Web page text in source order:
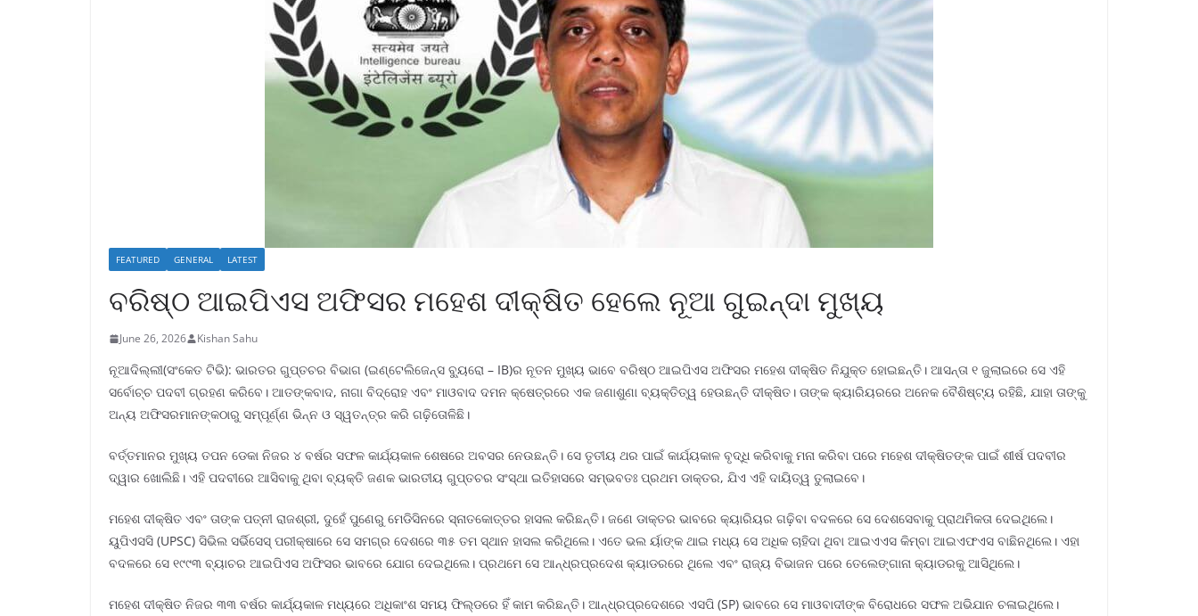
FEATURED GENERAL LATEST
ବରିଷ୍ଠ ଆଇପିଏସ ଅଫିସର ମହେଶ ଦୀକ୍ଷିତ ହେଲେ ନୂଆ ଗୁଇନ୍ଦା ମୁଖ୍ୟ
June 26, 2026 Kishan Sahu
ନୂଆଦିଲ୍ଲୀ(ସଂକେତ ଟିଭି): ଭାରତର ଗୁପ୍ତଚର ବିଭାଗ (ଇଣ୍ଟେଲିଜେନ୍ସ ବ୍ୟୁରୋ – IB)ର ନୂତନ ମୁଖ୍ୟ ଭାବେ ବରିଷ୍ଠ ଆଇପିଏସ ଅଫିସର ମହେଶ ଦୀକ୍ଷିତ ନିଯୁକ୍ତ ହୋଇଛନ୍ତି। ଆସନ୍ତା ୧ ଜୁଲାଇରେ ସେ ଏହି
ସର୍ବୋଚ୍ଚ ପଦବୀ ଗ୍ରହଣ କରିବେ। ଆତଙ୍କବାଦ, ନାଗା ବିଦ୍ରୋହ ଏବଂ ମାଓବାଦ ଦମନ କ୍ଷେତ୍ରରେ ଏକ ଜଣାଶୁଣା ବ୍ୟକ୍ତିତ୍ୱ ହେଉଛନ୍ତି ଦୀକ୍ଷିତ। ତାଙ୍କ କ୍ୟାରିୟରରେ ଅନେକ ବୈଶିଷ୍ଟ୍ୟ ରହିଛି, ଯାହା ତାଙ୍କୁ
ଅନ୍ୟ ଅଫିସରମାନଙ୍କଠାରୁ ସମ୍ପୂର୍ଣ୍ଣ ଭିନ୍ନ ଓ ସ୍ୱତନ୍ତ୍ର କରି ଗଢ଼ିତୋଳିଛି।
ବର୍ତ୍ତମାନର ମୁଖ୍ୟ ତପନ ଡେକା ନିଜର ୪ ବର୍ଷର ସଫଳ କାର୍ଯ୍ୟକାଳ ଶେଷରେ ଅବସର ନେଉଛନ୍ତି। ସେ ତୃତୀୟ ଥର ପାଇଁ କାର୍ଯ୍ୟକାଳ ବୃଦ୍ଧି କରିବାକୁ ମନା କରିବା ପରେ ମହେଶ ଦୀକ୍ଷିତଙ୍କ ପାଇଁ ଶୀର୍ଷ ପଦବୀର
ଦ୍ୱାର ଖୋଲିଛି। ଏହି ପଦବୀରେ ଆସିବାକୁ ଥିବା ବ୍ୟକ୍ତି ଜଣକ ଭାରତୀୟ ଗୁପ୍ତଚର ସଂସ୍ଥା ଇତିହାସରେ ସମ୍ଭବତଃ ପ୍ରଥମ ଡାକ୍ତର, ଯିଏ ଏହି ଦାୟିତ୍ୱ ତୁଲାଇବେ।
ମହେଶ ଦୀକ୍ଷିତ ଏବଂ ତାଙ୍କ ପତ୍ନୀ ରାଜଶ୍ରୀ, ଦୁହେଁ ପୁଣେରୁ ମେଡିସିନରେ ସ୍ନାତକୋତ୍ତର ହାସଲ କରିଛନ୍ତି। ଜଣେ ଡାକ୍ତର ଭାବରେ କ୍ୟାରିୟର ଗଢ଼ିବା ବଦଳରେ ସେ ଦେଶସେବାକୁ ପ୍ରାଥମିକତା ଦେଇଥିଲେ।
ୟୁପିଏସସି (UPSC) ସିଭିଲ ସର୍ଭିସେସ୍ ପରୀକ୍ଷାରେ ସେ ସମଗ୍ର ଦେଶରେ ୩୫ ତମ ସ୍ଥାନ ହାସଲ କରିଥିଲେ। ଏତେ ଭଲ ର୍ୟାଙ୍କ ଥାଇ ମଧ୍ୟ ସେ ଅଧିକ ଚାହିଦା ଥିବା ଆଇଏଏସ କିମ୍ବା ଆଇଏଫଏସ ବାଛିନଥିଲେ। ଏହା
ବଦଳରେ ସେ ୧୯୯୩ ବ୍ୟାଚର ଆଇପିଏସ ଅଫିସର ଭାବରେ ଯୋଗ ଦେଇଥିଲେ। ପ୍ରଥମେ ସେ ଆନ୍ଧ୍ରପ୍ରଦେଶ କ୍ୟାଡରରେ ଥିଲେ ଏବଂ ରାଜ୍ୟ ବିଭାଜନ ପରେ ତେଲେଙ୍ଗାନା କ୍ୟାଡରକୁ ଆସିଥିଲେ।
ମହେଶ ଦୀକ୍ଷିତ ନିଜର ୩୩ ବର୍ଷର କାର୍ଯ୍ୟକାଳ ମଧ୍ୟରେ ଅଧିକାଂଶ ସମୟ ଫିଲ୍ଡରେ ହିଁ କାମ କରିଛନ୍ତି। ଆନ୍ଧ୍ରପ୍ରଦେଶରେ ଏସପି (SP) ଭାବରେ ସେ ମାଓବାଦୀଙ୍କ ବିରୋଧରେ ସଫଳ ଅଭିଯାନ ଚଳାଇଥିଲେ।